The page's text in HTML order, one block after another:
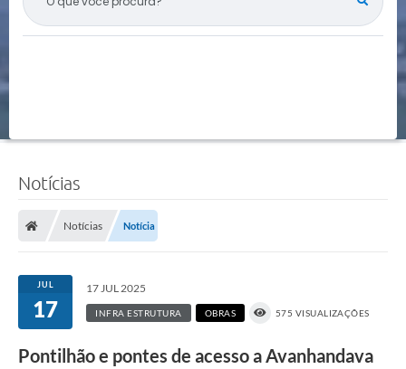
Notícias
Notícias Notícia
JUL
17
17 JUL 2025
INFRA ESTRUTURA OBRAS 575 VISUALIZAÇÕES
Pontilhão e pontes de acesso a Avanhandava